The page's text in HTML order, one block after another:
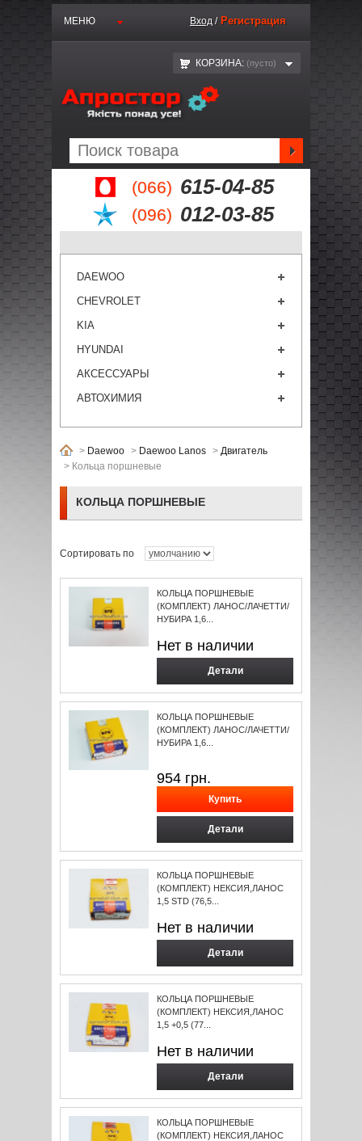
(066) 615-04-85
(096) 012-03-85
МЕНЮ Вход / Регистрация
КОРЗИНА: (пустo)
DAEWOO
CHEVROLET
KIA
HYUNDAI
АКСЕССУАРЫ
АВТОХИМИЯ
> Daewoo > Daewoo Lanos > Двигатель
> Кольца поршневые
КОЛЬЦА ПОРШНЕВЫЕ
Сортировать по
КОЛЬЦА ПОРШНЕВЫЕ
(КОМПЛЕКТ) ЛАНОС/ЛАЧЕТТИ/
НУБИРА 1,6...
Нет в наличии
Детали
КОЛЬЦА ПОРШНЕВЫЕ
(КОМПЛЕКТ) ЛАНОС/ЛАЧЕТТИ/
НУБИРА 1,6...
954 грн.
Детали
КОЛЬЦА ПОРШНЕВЫЕ
(КОМПЛЕКТ) НЕКСИЯ,ЛАНОС
1,5 STD (76,5...
Нет в наличии
Детали
КОЛЬЦА ПОРШНЕВЫЕ
(КОМПЛЕКТ) НЕКСИЯ,ЛАНОС
1,5 +0,5 (77...
Нет в наличии
Детали
КОЛЬЦА ПОРШНЕВЫЕ
(КОМПЛЕКТ) НЕКСИЯ,ЛАНОС